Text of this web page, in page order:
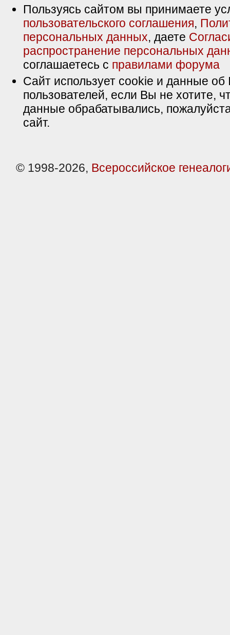
Пользуясь сайтом вы принимаете
пользовательского соглашения,
персональных данных, даете
распространение персональных
соглашаетесь с правилами форума
Сайт использует cookie и данные об
пользователей, если Вы не хотите,
данные обрабатывались,
сайт.
© 1998-2026, Всероссийское